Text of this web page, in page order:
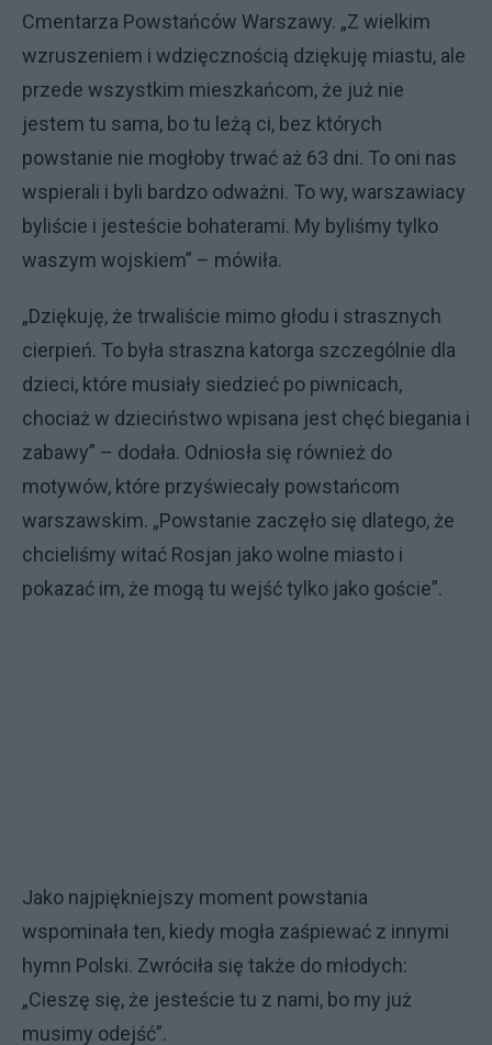
Cmentarza Powstańców Warszawy. „Z wielkim
wzruszeniem i wdzięcznością dziękuję miastu, ale
przede wszystkim mieszkańcom, że już nie
jestem tu sama, bo tu leżą ci, bez których
powstanie nie mogłoby trwać aż 63 dni. To oni nas
wspierali i byli bardzo odważni. To wy, warszawiacy
byliście i jesteście bohaterami. My byliśmy tylko
waszym wojskiem” – mówiła.
„Dziękuję, że trwaliście mimo głodu i strasznych
cierpień. To była straszna katorga szczególnie dla
dzieci, które musiały siedzieć po piwnicach,
chociaż w dzieciństwo wpisana jest chęć biegania i
zabawy” – dodała. Odniosła się również do
motywów, które przyświecały powstańcom
warszawskim. „Powstanie zaczęło się dlatego, że
chcieliśmy witać Rosjan jako wolne miasto i
pokazać im, że mogą tu wejść tylko jako goście”.
Jako najpiękniejszy moment powstania
wspominała ten, kiedy mogła zaśpiewać z innymi
hymn Polski. Zwróciła się także do młodych:
„Cieszę się, że jesteście tu z nami, bo my już
musimy odejść”.